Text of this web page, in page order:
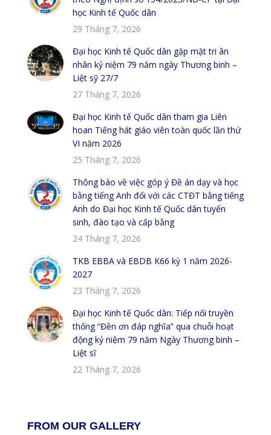
học Kinh tế Quốc dân
29 Tháng 7, 2026
Đại học Kinh tế Quốc dân gặp mặt tri ân
nhân kỷ niệm 79 năm ngày Thương binh –
Liệt sỹ 27/7
27 Tháng 7, 2026
Đại học Kinh tế Quốc dân tham gia Liên
hoan Tiếng hát giáo viên toàn quốc lần thứ
VI năm 2026
25 Tháng 7, 2026
Thông báo về việc góp ý Đề án dạy và học
bằng tiếng Anh đối với các CTĐT bằng tiếng
Anh do Đại học Kinh tế Quốc dân tuyển
sinh, đào tạo và cấp bằng
24 Tháng 7, 2026
TKB EBBA và EBDB K66 kỳ 1 năm 2026-
2027
23 Tháng 7, 2026
Đại học Kinh tế Quốc dân: Tiếp nối truyền
thống “Đền ơn đáp nghĩa” qua chuỗi hoạt
động kỷ niệm 79 năm Ngày Thương binh –
Liệt sĩ
22 Tháng 7, 2026
FROM OUR GALLERY